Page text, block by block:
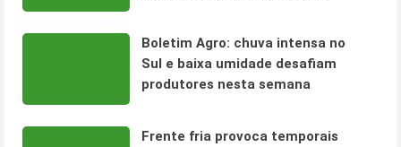
Boletim Agro: chuva intensa no
Sul e baixa umidade desafiam
produtores nesta semana
Frente fria provoca temporais